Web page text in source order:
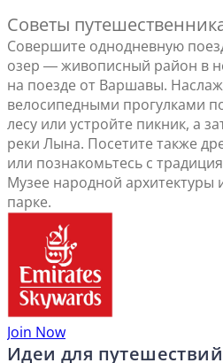
Советы
Совершите однодневную
озер ― живописный район в
на поезде от Варшавы.
велосипедными прогулками
лесу или устройте пикник, а
реки Лына. Посетите также
или познакомьтесь с
Музее народной архитектуры
парке.
Join Now
Идеи для путешествий